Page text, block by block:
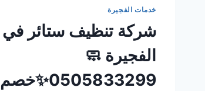
خدمات الفجيرة
شركة تنظيف ستائر في
الفجيرة 🧼